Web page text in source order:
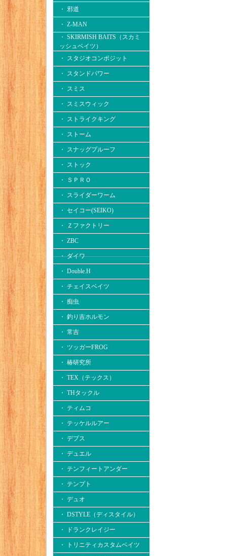
・ 邪道
・ Z-MAN
・ SKIRMISH BAITS（スカミ
ッシュベイツ）
・ スタジオコンポジット
・ スタンドパワー
・ スミス
・ スミスウィック
・ ストライクキング
・ ストーム
・ スナッグプルーフ
・ ストック
・ ＳＰＲＯ
・ スライダーワーム
・ セイコー(SEIKO)
・ Ｚファクトリー
・ ZBC
・ ダイワ
・ Double.H
・ チェイスベイツ
・ 痴虫
・ 釣り吉ホルモン
・ 常吉
・ ツッガーFROG
・ 椿研究所
・ TEX（テックス）
・ THタックル
・ ティムコ
・ テッケルルアー
・ デプス
・ デュエル
・ テンフィートアンダー
・ テンプト
・ デュオ
・ DSTYLE（ディスタイル）
・ ドランクレイジー
・ トリニティカスタムベイツ